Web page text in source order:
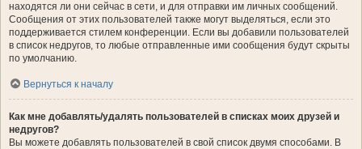
находятся ли они сейчас в сети, и для отправки им личных сообщений.
Сообщения от этих пользователей также могут выделяться, если это
поддерживается стилем конференции. Если вы добавили пользователей
в список недругов, то любые отправленные ими сообщения будут скрыты
по умолчанию.
Вернуться к началу
Как мне добавлять/удалять пользователей в списках моих друзей и
недругов?
Вы можете добавлять пользователей в свой список двумя способами. В